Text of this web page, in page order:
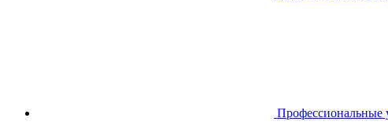
Профессиональные